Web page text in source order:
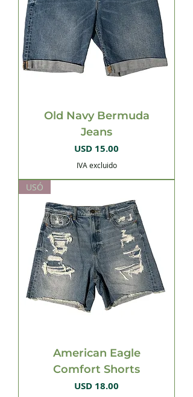
Old Navy Bermuda
Jeans
Precio
USD 15.00
IVA excluido
USÓ
American Eagle
Comfort Shorts
Precio
USD 18.00